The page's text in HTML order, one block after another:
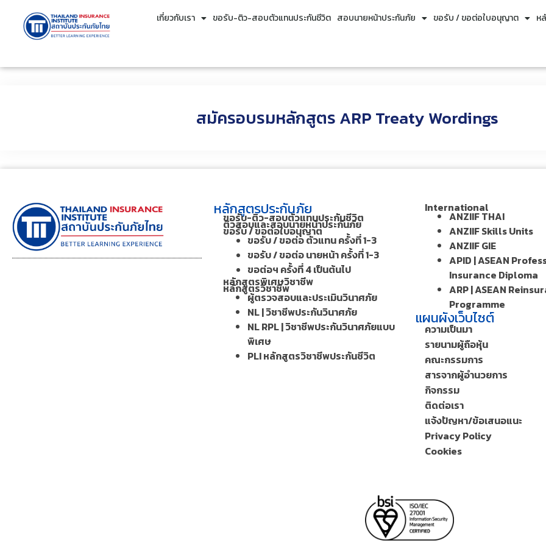
เกี่ยวกับเรา ขอรับ-ติว-สอบตัวแทนประกันชีวิต สอบนายหน้าประกันภัย ขอรับ / ขอต่อใบอนุญาต ห
สมัครอบรมหลักสูตร ARP Treaty Wordings
หลักสูตรประกันภัย
ขอรับ-ติว-สอบตัวแทนประกันชีวิต
ติวสอบและสอบนายหน้าประกันภัย
ขอรับ / ขอต่อใบอนุญาต
ขอรับ / ขอต่อ ตัวแทน ครั้งที่ 1-3
ขอรับ / ขอต่อ นายหน้า ครั้งที่ 1-3
ขอต่อฯ ครั้งที่ 4 เป็นต้นไป
หลักสูตรพิเศษวิชาชีพ
หลักสูตรวิชาชีพ
ผู้ตรวจสอบและประเมินวินาศภัย
NL | วิชาชีพประกันวินาศภัย
NL RPL | วิชาชีพประกันวินาศภัยแบบ
พิเศษ
PLI หลักสูตรวิชาชีพประกันชีวิต
International
ANZIIF THAI
ANZIIF Skills Units
ANZIIF GIE
APID | ASEAN
Insurance Diploma
ARP | ASEAN
Programme
แผนผังเว็บไซต์
ความเป็นมา
รายนามผู้ถือหุ้น
คณะกรรมการ
สารจากผู้อำนวยการ
กิจกรรม
ติดต่อเรา
แจ้งปัญหา/ข้อเสนอแนะ
Privacy Policy
Cookies